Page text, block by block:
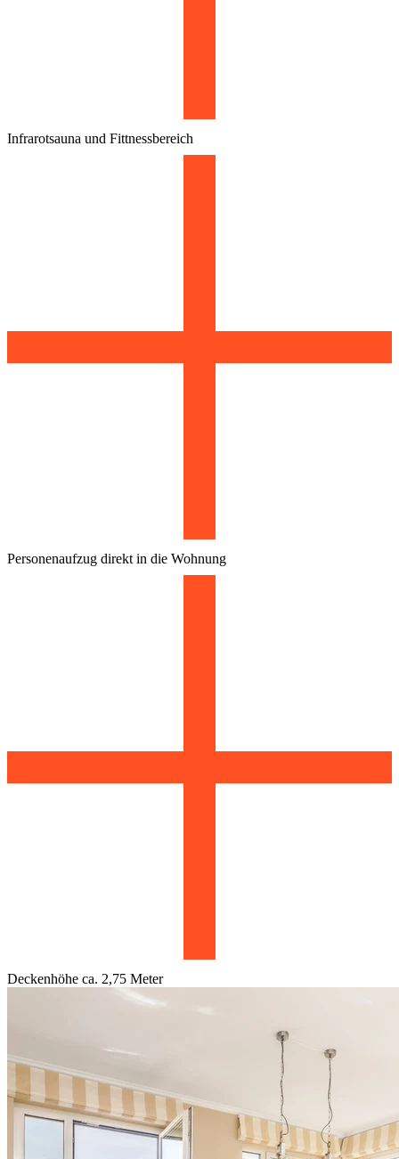
Infrarotsauna und Fittnessbereich
Personenaufzug direkt in die Wohnung
Deckenhöhe ca. 2,75 Meter